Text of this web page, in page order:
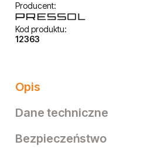
Producent:
Kod produktu:
12363
Opis
Dane techniczne
Bezpieczeństwo